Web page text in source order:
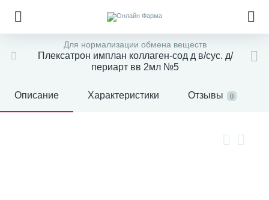
Для нормализации обмена веществ
Плексатрон имплан коллаген-сод д в/сус. д/
периарт вв 2мл №5
Описание Характеристики Отзывы 0